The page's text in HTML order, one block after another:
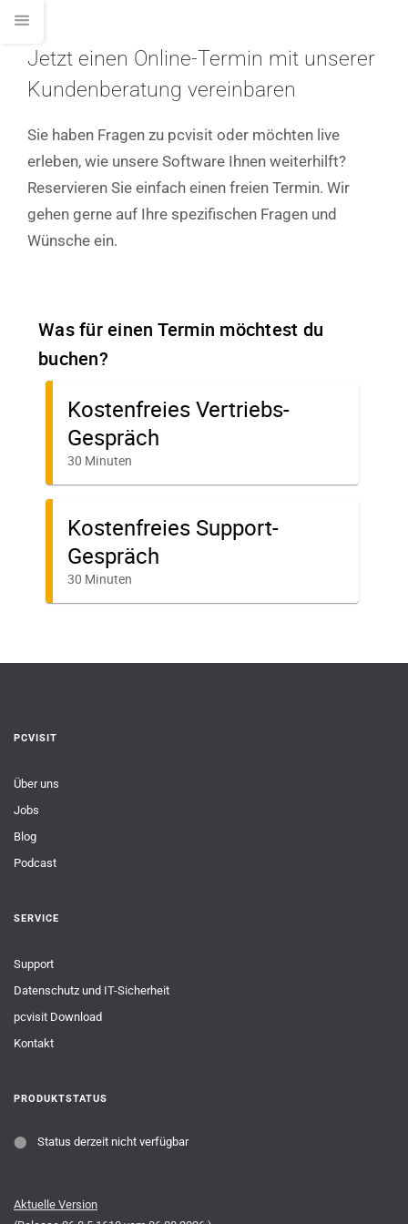
Jetzt einen Online-Termin mit unserer
Kundenberatung vereinbaren
Sie haben Fragen zu pcvisit oder möchten live
erleben, wie unsere Software Ihnen weiterhilft?
Reservieren Sie einfach einen freien Termin. Wir
gehen gerne auf Ihre spezifischen Fragen und
Wünsche ein.
PCVISIT
Über uns
Jobs
Blog
Podcast
SERVICE
Support
Datenschutz und IT-Sicherheit
pcvisit Download
Kontakt
PRODUKTSTATUS
⬤ Status derzeit nicht verfügbar
Aktuelle Version